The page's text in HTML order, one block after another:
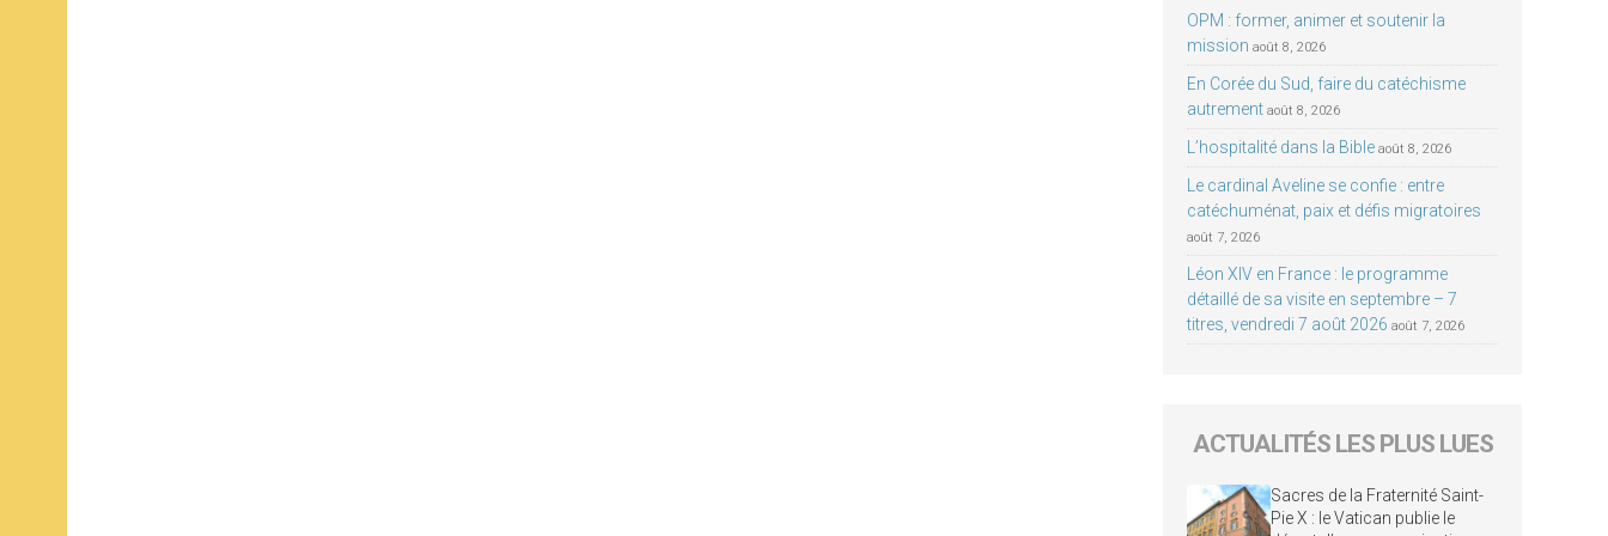
OPM : former, animer et soutenir la
mission août 8, 2026
En Corée du Sud, faire du catéchisme
autrement août 8, 2026
L’hospitalité dans la Bible août 8, 2026
Le cardinal Aveline se confie : entre
catéchuménat, paix et défis migratoires
août 7, 2026
Léon XIV en France : le programme
détaillé de sa visite en septembre – 7
titres, vendredi 7 août 2026 août 7, 2026
ACTUALITÉS LES PLUS LUES
Sacres de la Fraternité Saint-
Pie X : le Vatican publie le